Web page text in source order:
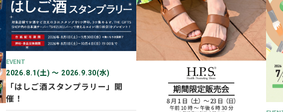
EVENT
2026.8.1(土) 〜 2026.9.30(水)
「はしご酒スタンプラリー」開
催！